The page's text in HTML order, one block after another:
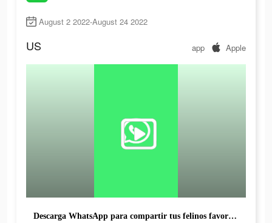
August 2 2022-August 24 2022
US app Apple
Descarga WhatsApp para compartir tus felinos favoritos con amigos y familiares.